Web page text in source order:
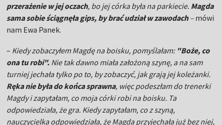
przerażenie w jej oczach, bo jej córka była na parkiecie. Magda
sama sobie ściągnęła gips, by brać udział w zawodach– mówi
nam Ewa Panek.
– Kiedy zobaczyłem Magdę na boisku, pomyślałam:"Boże, co
ona tu robi". Nie tak dawno miała założoną szynę, a na sam
turniej jechała tylko po to, by zobaczyć, jak grają jej koleżanki.
Ręka nie była do końca sprawna, więc podeszłam do trenerki
Magdy i zapytałam, co moja córki robi na boisku. Ta
odpowiedziała, że gra. Kiedy zapytałam, co z szyną,
nauczycielka odpowiedziała, że Magda przyjechała już bez niej,